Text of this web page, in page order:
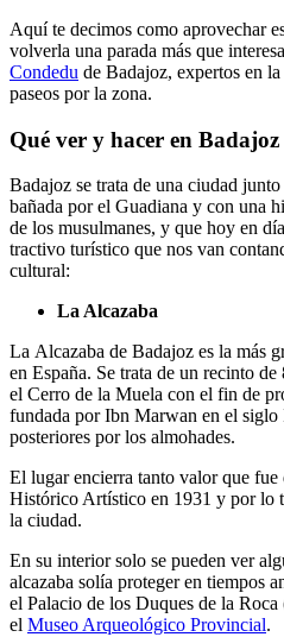
Aquí te decimos como aprovechar
volverla una parada más que
Condedu de Badajoz, expertos en
paseos por la zona.
Qué ver y hacer en Badajoz
Badajoz se trata de una ciudad
bañada por el Guadiana y con una
de los musulmanes, y que hoy en
tractivo turístico que nos van
cultural:
La Alcazaba
La Alcazaba de Badajoz es la más
en España. Se trata de un recinto
el Cerro de la Muela con el fin de
fundada por Ibn Marwan en el
posteriores por los almohades.
El lugar encierra tanto valor que
Histórico Artístico en 1931 y por lo
la ciudad.
En su interior solo se pueden ver
alcazaba solía proteger en tiempos
el Palacio de los Duques de la
el Museo Arqueológico Provincial.